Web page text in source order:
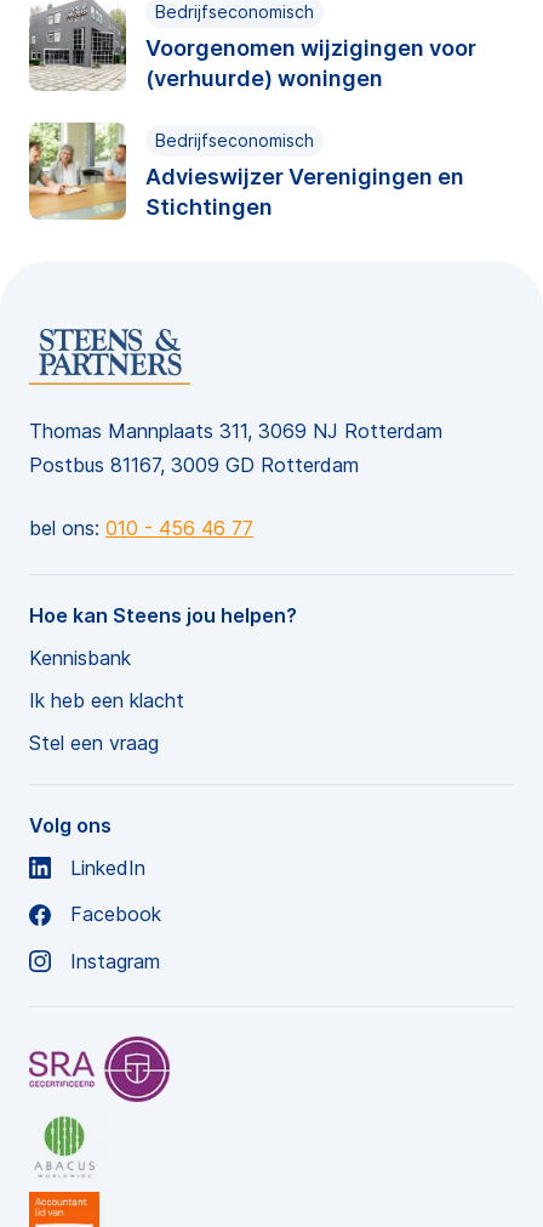
Bedrijfseconomisch
Voorgenomen wijzigingen voor
(verhuurde) woningen
Bedrijfseconomisch
Advieswijzer Verenigingen en
Stichtingen
Thomas Mannplaats 311, 3069 NJ Rotterdam
Postbus 81167, 3009 GD Rotterdam
bel ons: 010 - 456 46 77
Hoe kan Steens jou helpen?
Kennisbank
Ik heb een klacht
Stel een vraag
Volg ons
LinkedIn
Facebook
Instagram